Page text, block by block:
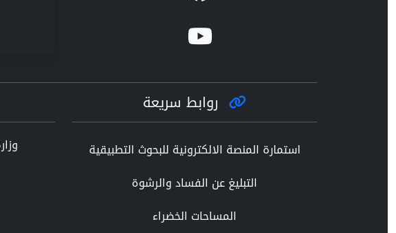
روابط سريعة
استمارة المنصة الالكترونية للبحوث التطبيقية
التبليغ عن الفساد والرشوة
المساحات الخضراء